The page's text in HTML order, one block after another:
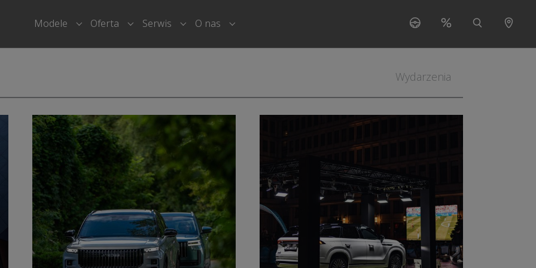
Modele Submenu for "Modele"
Oferta Submenu for "Oferta"
Serwis Submenu for "Serwis"
O nas Submenu for "O nas"
Wydarzenia